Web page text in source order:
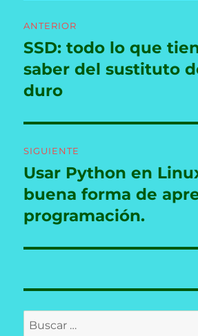
de
entradas
ANTERIOR
Entrada
anterior:
SSD: todo lo que
saber del sustituto
duro
SIGUIENTE
Entrada
siguiente:
Usar Python en
buena forma de
programación.
Buscar